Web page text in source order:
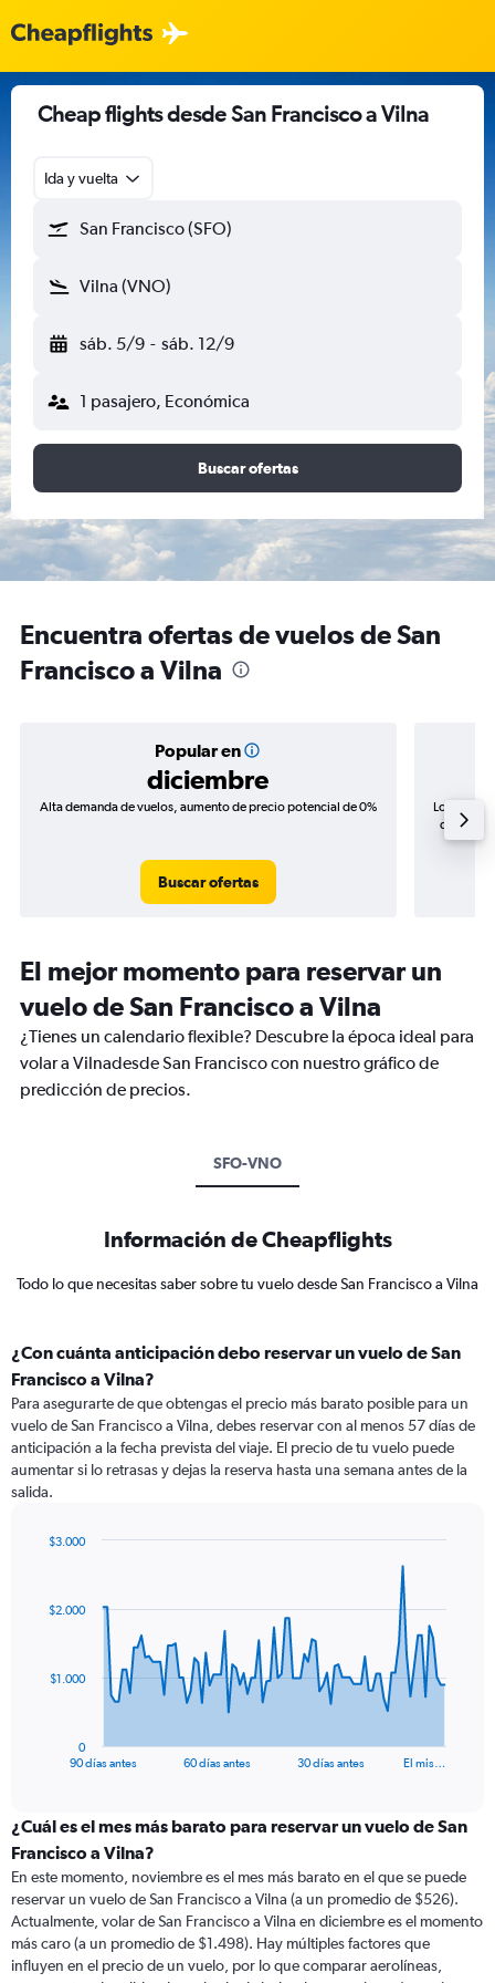
Cheap flights desde San Francisco a Vilna
Ida y vuelta
San Francisco (SFO)
Vilna (VNO)
sáb. 5/9 - sáb. 12/9
1 pasajero, Económica
Buscar ofertas
Encuentra ofertas de vuelos de San
Francisco a Vilna
Popular en
diciembre
Alta demanda de vuelos, aumento de precio potencial de 0%
Buscar ofertas
Los
de
El mejor momento para reservar un
vuelo de San Francisco a Vilna
¿Tienes un calendario flexible? Descubre la época ideal para
volar a Vilnadesde San Francisco con nuestro gráfico de
predicción de precios.
SFO-VNO
Información de Cheapflights
Todo lo que necesitas saber sobre tu vuelo desde San Francisco a Vilna
¿Con cuánta anticipación debo reservar un vuelo de San
Francisco a Vilna?
Para asegurarte de que obtengas el precio más barato posible para un
vuelo de San Francisco a Vilna, debes reservar con al menos 57 días de
anticipación a la fecha prevista del viaje. El precio de tu vuelo puede
aumentar si lo retrasas y dejas la reserva hasta una semana antes de la
salida.
data
The
categories.
Range:
categories.
The
chart
has
1
90 días antes 60 días antes 30 días antes El mis…
0
$1.000
$2.000
$3.000
¿Cuál es el mes más barato para reservar un vuelo de San
Francisco a Vilna?
En este momento, noviembre es el mes más barato en el que se puede
reservar un vuelo de San Francisco a Vilna (a un promedio de $526).
Actualmente, volar de San Francisco a Vilna en diciembre es el momento
más caro (a un promedio de $1.498). Hay múltiples factores que
influyen en el precio de un vuelo, por lo que comparar aerolíneas,